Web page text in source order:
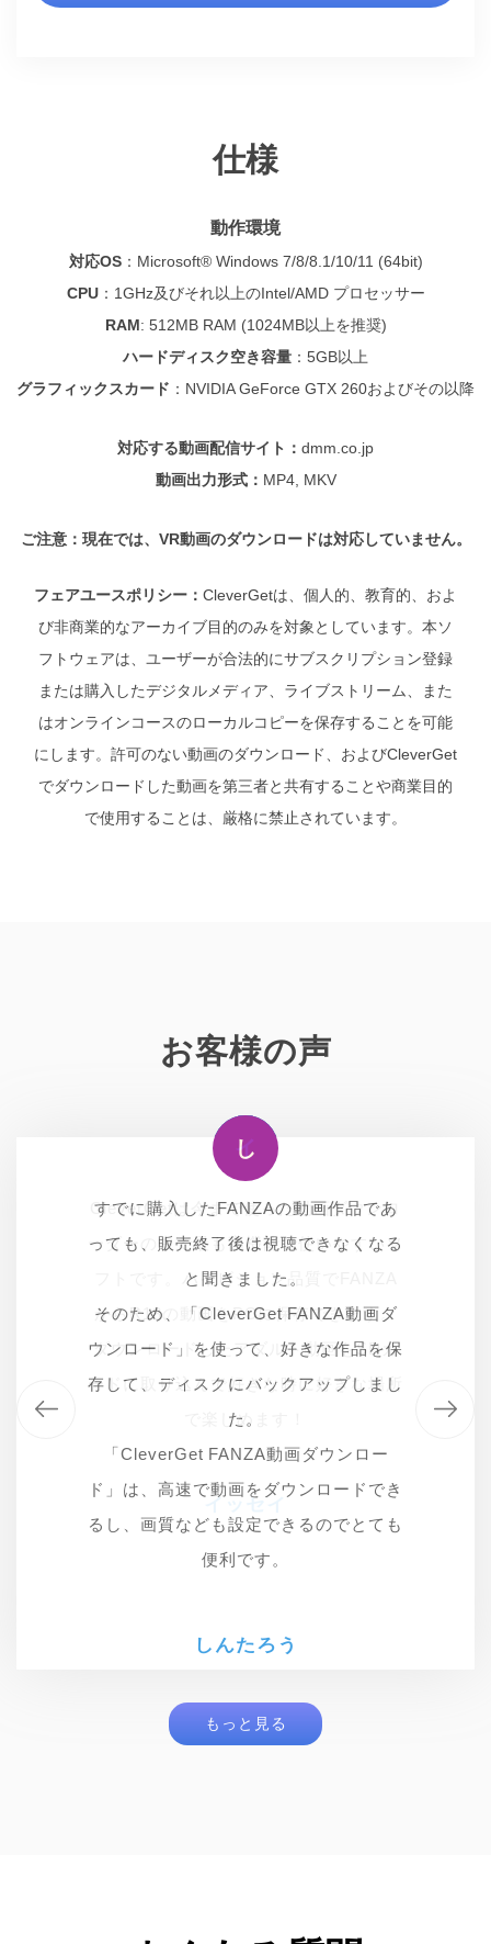
仕様
動作環境
対応OS： Microsoft® Windows 7/8/8.1/10/11 (64bit)
CPU： 1GHz及びそれ以上のIntel/AMD プロセッサー
RAM: 512MB RAM (1024MB以上を推奨)
ハードディスク空き容量 ： 5GB以上
グラフィックスカード ：NVIDIA GeForce GTX 260およびその以降
対応する動画配信サイト： dmm.co.jp
動画出力形式： MP4, MKV
ご注意：現在では、VR動画のダウンロードは対応していません。
フェアユースポリシー： CleverGetは、個人的、教育的、およ
び非商業的なアーカイブ目的のみを対象としています。本ソ
フトウェアは、ユーザーが合法的にサブスクリプション登録
または購入したデジタルメディア、ライブストリーム、また
はオンラインコースのローカルコピーを保存することを可能
にします。許可のない動画のダウンロード、およびCleverGet
でダウンロードした動画を第三者と共有することや商業目的
で使用することは、厳格に禁止されています。
お客様の声
イ
CleverGetは今まで使った動画ダウンロ
ーダーの中で最も高機能で使いやすいソ
フトです。ハイビジョン品質でFANZA
からR18の動画をPCに保存できます。
ダウンロードしたアダルト動画をSDカ
ードに取り込んで好きな時に好きな場所
で楽しめます！
イッセイ
ゆ
FANZAでエロ動画を観たいので、月額
見放題プランに加入しました。解約後で
も観れるように動画を保存する方法を探
してみると、CleverGet FANZA動画ダ
ウンロードという便利ツールを発見！こ
れで無事にFANZAから動画を保存でき
ました！ありがとうございます！
ゆうや
し
すでに購入したFANZAの動画作品であ
っても、販売終了後は視聴できなくなる
と聞きました。
そのため、「CleverGet FANZA動画ダ
ウンロード」を使って、好きな作品を保
存して、ディスクにバックアップしまし
た。
「CleverGet FANZA動画ダウンロー
ド」は、高速で動画をダウンロードでき
るし、画質なども設定できるのでとても
便利です。
しんたろう
イ
CleverGetは今まで使った動画ダウンロ
ーダーの中で最も高機能で使いやすいソ
フトです。ハイビジョン品質でFANZA
からR18の動画をPCに保存できます。
ダウンロードしたアダルト動画をSDカ
ードに取り込んで好きな時に好きな場所
で楽しめます！
イッセイ
もっと見る